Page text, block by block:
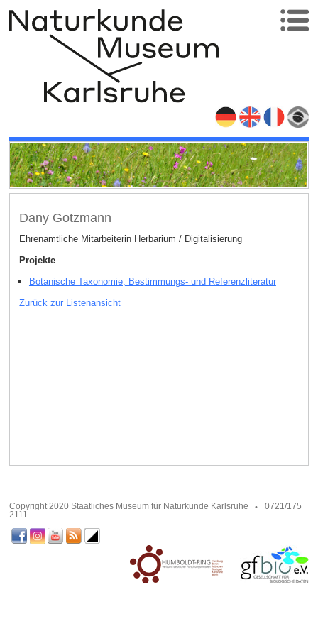
Dany Gotzmann
Ehrenamtliche Mitarbeiterin Herbarium / Digitalisierung
Projekte
Botanische Taxonomie, Bestimmungs- und Referenzliteratur
Zurück zur Listenansicht
Copyright 2020 Staatliches Museum für Naturkunde Karlsruhe
0721/175
2111